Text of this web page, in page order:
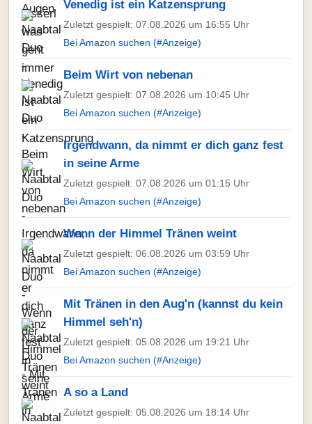
Venedig ist ein Katzensprung
Zuletzt gespielt: 07.08.2026 um 16:55 Uhr
Bei Amazon suchen (#Anzeige)
Beim Wirt von nebenan
Zuletzt gespielt: 07.08.2026 um 10:45 Uhr
Bei Amazon suchen (#Anzeige)
Irgendwann, da nimmt er dich ganz fest
in seine Arme
Zuletzt gespielt: 07.08.2026 um 01:15 Uhr
Bei Amazon suchen (#Anzeige)
Wenn der Himmel Tränen weint
Zuletzt gespielt: 06.08.2026 um 03:59 Uhr
Bei Amazon suchen (#Anzeige)
Mit Tränen in den Aug'n (kannst du kein
Himmel seh'n)
Zuletzt gespielt: 05.08.2026 um 19:21 Uhr
Bei Amazon suchen (#Anzeige)
A so a Land
Zuletzt gespielt: 05.08.2026 um 18:14 Uhr